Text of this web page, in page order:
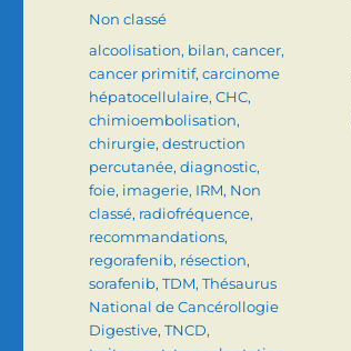
Catégories
Non classé
Étiquettes
alcoolisation, bilan,cancer,
cancer primitif,carcinome
hépatocellulaire,CHC,
chimioembolisation,
chirurgie,destruction
percutanée,diagnostic,
foie, imagerie, IRM, Non
classé, radiofréquence,
recommandations,
regorafenib, résection,
sorafenib,TDM,Thésaurus
National de Cancérollogie
Digestive,TNCD,